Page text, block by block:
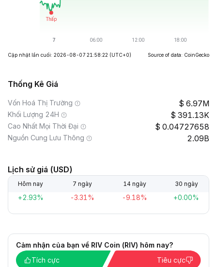
Cập nhật lần cuối: 2026-08-07 21:58:22 (UTC+0) Source of data: CoinGecko
Thống Kê Giá
Vốn Hoá Thị Trường 6.97M
Khối Lượng 24H 391.13K
Cao Nhất Mọi Thời Đại 0.04727658
Nguồn Cung Lưu Thông 2.09B
Lịch sử giá (USD)
Hôm nay 7 ngày 14 ngày 30 ngày
+2.93% -3.31% -9.18% +0.00%
Cảm nhận của bạn về RIV Coin (RIV) hôm nay?
Tích cực
Tiêu cực